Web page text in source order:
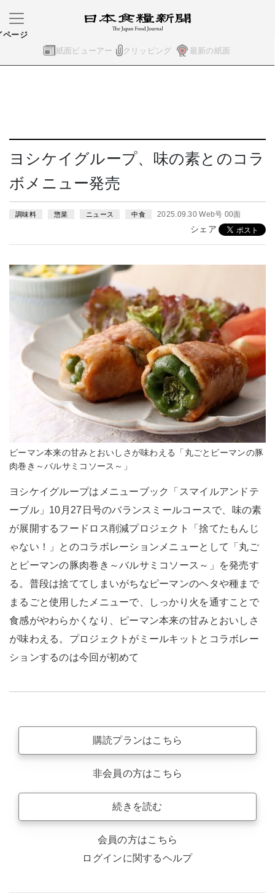
紙面ビューアー クリッピング 最新の紙面
ページ
ヨシケイグループ、味の素とのコラ
ボメニュー発売
調味料 惣菜 ニュース 中食 2025.09.30 Web号 00面
シェア
ピーマン本来の甘みとおいしさが味わえる「丸ごとピーマンの豚
肉巻き～バルサミコソース～」
ヨシケイグループはメニューブック「スマイルアンドテ
ーブル」10月27日号のバランスミールコースで、味の素
が展開するフードロス削減プロジェクト「捨てたもんじ
ゃない！」とのコラボレーションメニューとして「丸ご
とピーマンの豚肉巻き～バルサミコソース～」を発売す
る。普段は捨ててしまいがちなピーマンのヘタや種まで
まるごと使用したメニューで、しっかり火を通すことで
食感がやわらかくなり、ピーマン本来の甘みとおいしさ
が味わえる。プロジェクトがミールキットとコラボレー
ションするのは今回が初めて
購読プランはこちら
非会員の方はこちら
続きを読む
会員の方はこちら
ログインに関するヘルプ